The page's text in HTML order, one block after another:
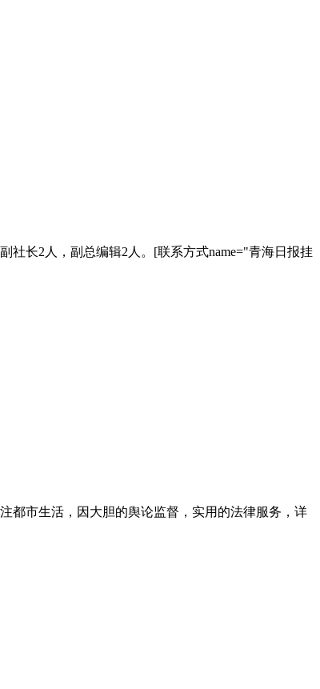
社长2人，副总编辑2人。[联系方式name="青海日报挂
都市生活，因大胆的舆论监督，实用的法律服务，详